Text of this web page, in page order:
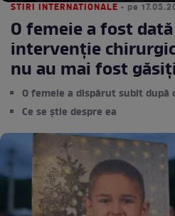
STIRI INTERNATIONALE • pe
O femeie a fost
intervenție
nu au mai fost găsiți
O femeie a dispărut subit
Ce se știe despre ea